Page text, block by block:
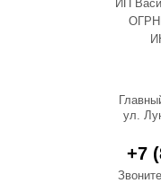
ИП
ул.
+7